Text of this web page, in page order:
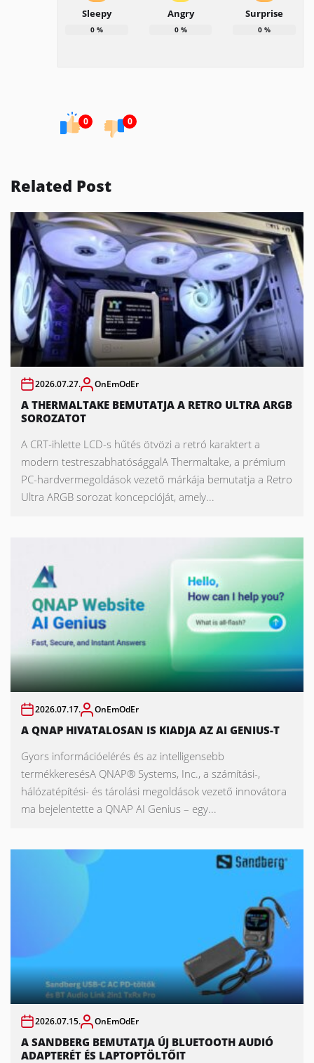
Sleepy
0%
Angry
0%
Surprise
0 %
0 0
Related Post
2026.07.27. OnEmOdEr
A THERMALTAKE BEMUTATJA A RETRO ULTRA ARGB
SOROZATOT
A CRT-ihlette LCD-s hűtés ötvözi a retró karaktert a
modern testreszabhatósággalA Thermaltake, a prémium
PC-hardvermegoldások vezető márkája bemutatja a Retro
Ultra ARGB sorozat koncepcióját, amely...
2026.07.17. OnEmOdEr
A QNAP HIVATALOSAN IS KIADJA AZ AI GENIUS-T
Gyors információelérés és az intelligensebb
termékkeresésA QNAP® Systems, Inc., a számítási-,
hálózatépítési- és tárolási megoldások vezető innovátora
ma bejelentette a QNAP AI Genius – egy...
2026.07.15. OnEmOdEr
A SANDBERG BEMUTATJA ÚJ BLUETOOTH AUDIÓ
ADAPTERÉT ÉS LAPTOPTÖLTŐIT